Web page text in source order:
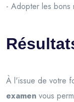
- Adopter les bons
À l'issue de votre
examen vous